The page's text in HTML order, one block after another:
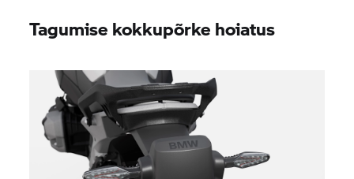
Tagumise kokkupõrke hoiatus